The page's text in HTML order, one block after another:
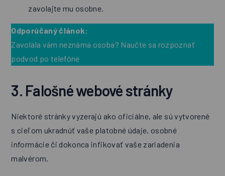
zavolajte mu osobne.
Odporúčaný článok:
Zavolala vám neznáma osoba? Naučte sa rozpoznať
podvod po telefóne
3. Falošné webové stránky
Niektoré stránky vyzerajú ako oficiálne, ale sú vytvorené
s cieľom ukradnúť vaše platobné údaje, osobné
informácie či dokonca infikovať vaše zariadenia
malvérom.